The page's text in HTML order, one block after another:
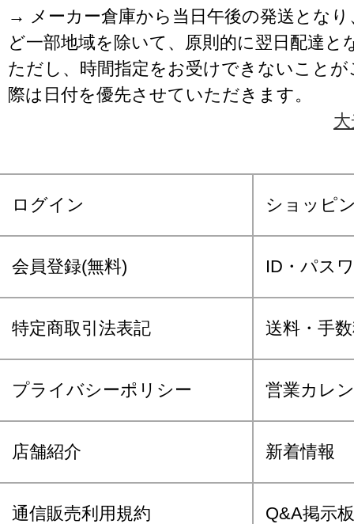
→ メーカー倉庫から当日午後の発送となり
ど一部地域を除いて、原則的に翌日配達と
ただし、時間指定をお受けできないこと
際は日付を優先させていただきます。
ログイン ショッピ
会員登録(無料) ID・パス
特定商取引法表記 送料・手
プライバシーポリシー 営業カレ
店舗紹介 新着情報
通信販売利用規約 Q&A掲示板